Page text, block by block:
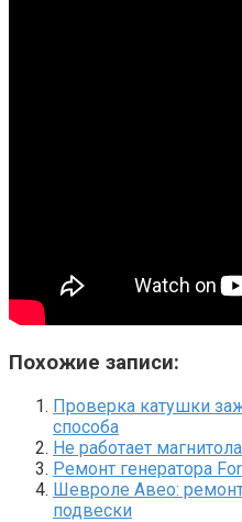
Похожие записи:
Проверка катушки
способа
Не работает
Ремонт генератора
Шевроле Авео:
подвески